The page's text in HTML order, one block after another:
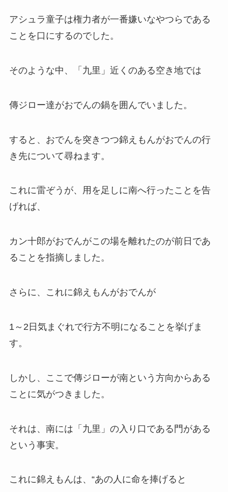
アシュラ童子は権力者が一番嫌いなやつらである
ことを口にするのでした。
そのような中、「九里」近くのある空き地では
傳ジロー達がおでんの鍋を囲んでいました。
すると、おでんを突きつつ錦えもんがおでんの行
き先について尋ねます。
これに雷ぞうが、用を足しに南へ行ったことを告
げれば、
カン十郎がおでんがこの場を離れたのが前日であ
ることを指摘しました。
さらに、これに錦えもんがおでんが
1～2日気まぐれで行方不明になることを挙げま
す。
しかし、ここで傳ジローが南という方向からある
ことに気がつきました。
それは、南には「九里」の入り口である門がある
という事実。
これに錦えもんは、“あの人に命を捧げると